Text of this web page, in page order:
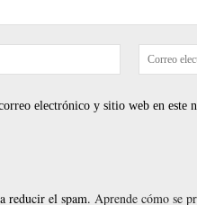
Nombre:*
electrónico y sitio web en este
reducir el spam. Aprende cómo se